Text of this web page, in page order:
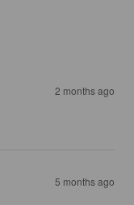
2 months ago
5 months ago